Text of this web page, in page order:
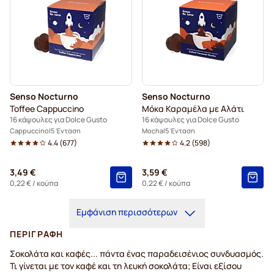
Senso Nocturno
Toffee Cappuccino
16 κάψουλες για Dolce Gusto
Cappuccino 5 Ένταση
4.4(677)
3,49 €
0,22 €/ κούπα
Senso Nocturno
Μόκα Καραμέλα με Αλάτι
16 κάψουλες για Dolce Gusto
Mocha 5 Ένταση
4.2(598)
3,59 €
0,22 €/ κούπα
Εμφάνιση περισσότερων
ΠΕΡΙΓΡΑΦΉ
Σοκολάτα και καφές... πάντα ένας παραδεισένιος συνδυασμός.
Τι γίνεται με τον καφέ και τη λευκή σοκολάτα; Είναι εξίσου